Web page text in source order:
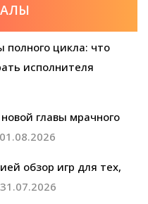
полного цикла: что
исполнителя
главы мрачного
01.08.2026
обзор игр для тех,
31.07.2026